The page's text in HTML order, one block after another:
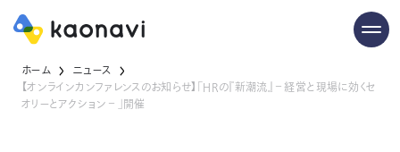
ホーム
ニュース
【オンラインカンファレンスのお知らせ】「HRの『新潮流』－経営と現場に効くセ
オリーとアクション－」開催